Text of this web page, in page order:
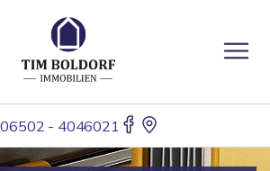
06502 - 4046021